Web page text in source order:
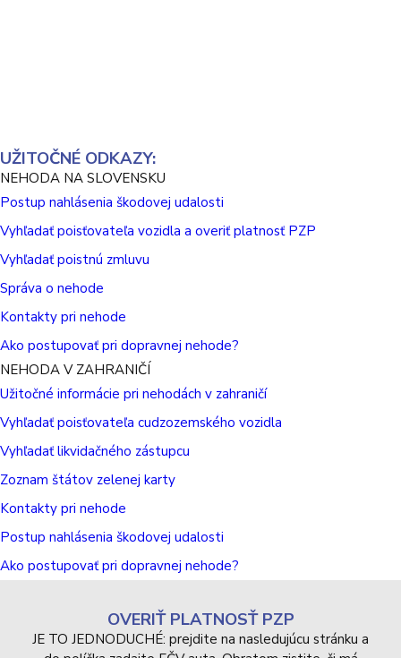
UŽITOČNÉ ODKAZY:
NEHODA NA SLOVENSKU
Postup nahlásenia škodovej udalosti
Vyhľadať poisťovateľa vozidla a overiť platnosť PZP
Vyhľadať poistnú zmluvu
Správa o nehode
Kontakty pri nehode
Ako postupovať pri dopravnej nehode?
NEHODA V ZAHRANIČÍ
Užitočné informácie pri nehodách v zahraničí
Vyhľadať poisťovateľa cudzozemského vozidla
Vyhľadať likvidačného zástupcu
Zoznam štátov zelenej karty
Kontakty pri nehode
Postup nahlásenia škodovej udalosti
Ako postupovať pri dopravnej nehode?
OVERIŤ PLATNOSŤ PZP
JE TO JEDNODUCHÉ: prejdite na nasledujúcu stránku a